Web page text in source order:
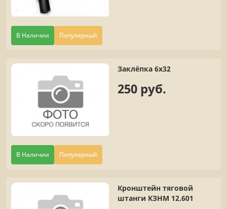
В Наличии Популярный
В Наличии Популярный
Заклёпка 6х32
250 руб.
Кронштейн тяговой
штанги КЗНМ 12.601